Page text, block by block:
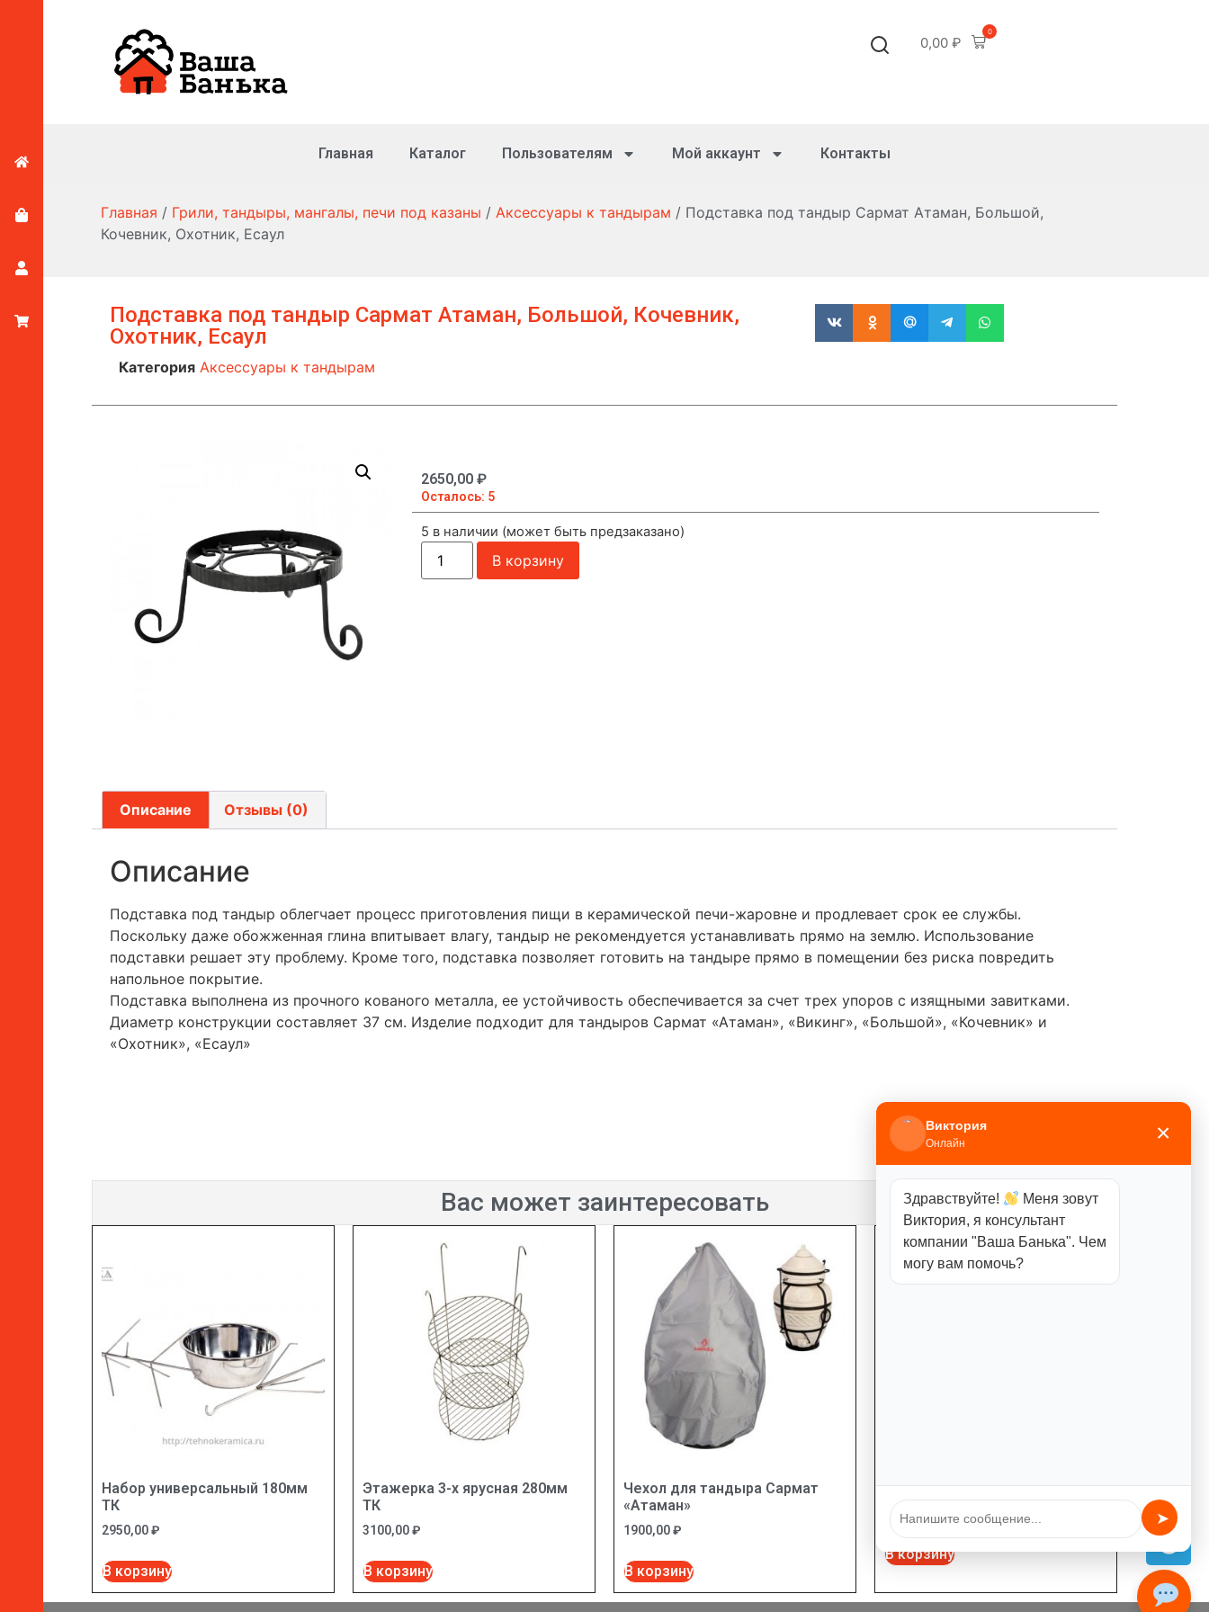
0,00 ₽
0
Главная Каталог Пользователям Мой аккаунт Контакты
Главная / Грили, тандыры, мангалы, печи под казаны / Аксессуары к тандырам / Подставка под тандыр Сармат Атаман, Большой,
Кочевник, Охотник, Есаул
Подставка под тандыр Сармат Атаман, Большой, Кочевник,
Охотник, Есаул
Категория Аксессуары к тандырам
2650,00 ₽
Осталось: 5
5 в наличии (может быть предзаказано)
В корзину
Описание Отзывы (0)
Описание
Подставка под тандыр облегчает процесс приготовления пищи в керамической печи-жаровне и продлевает срок ее службы.
Поскольку даже обожженная глина впитывает влагу, тандыр не рекомендуется устанавливать прямо на землю. Использование
подставки решает эту проблему. Кроме того, подставка позволяет готовить на тандыре прямо в помещении без риска повредить
напольное покрытие.
Подставка выполнена из прочного кованого металла, ее устойчивость обеспечивается за счет трех упоров с изящными завитками.
Диаметр конструкции составляет 37 см. Изделие подходит для тандыров Сармат «Атаман», «Викинг», «Большой», «Кочевник» и
«Охотник», «Есаул»
Вас может заинтересовать
Набор универсальный 180мм
ТК
2950,00₽
В корзину
Этажерка 3-х ярусная 280мм
ТК
3100,00₽
В корзину
Чехол для тандыра Сармат
«Атаман»
1900,00₽
В корзину
Чехол для тандыра «Ахмат»
1550,00₽
В корзину
Виктория
Онлайн ×
Здравствуйте!
Меня зовут
Виктория, я консультант
компании "Ваша Банька". Чем
могу вам помочь?
➤